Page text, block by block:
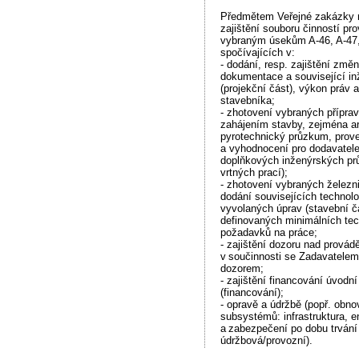
Předmětem Veřejné zakázky
zajištění souboru činností
vybraným úsekům A-46, A-
spočívajících v:
- dodání, resp. zajištění
dokumentace a související
(projekční část), výkon práv
stavebníka;
- zhotovení vybraných
zahájením stavby, zejména
pyrotechnický průzkum,
a vyhodnocení pro
doplňkových inženýrských
vrtných prací);
- zhotovení vybraných
dodání souvisejících
vyvolaných úprav (stavební
definovaných minimálních
požadavků na práce;
- zajištění dozoru nad
v součinnosti se
dozorem;
- zajištění financování
(financování);
- opravě a údržbě (popř.
subsystémů: infrastruktura,
a zabezpečení po dobu
údržbová/provozní).